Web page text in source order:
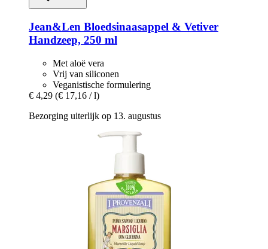
Jean&Len Bloedsinaasappel & Vetiver
Handzeep, 250 ml
Met aloë vera
Vrij van siliconen
Veganistische formulering
€ 4,29 (€ 17,16 / l)
Bezorging uiterlijk op 13. augustus